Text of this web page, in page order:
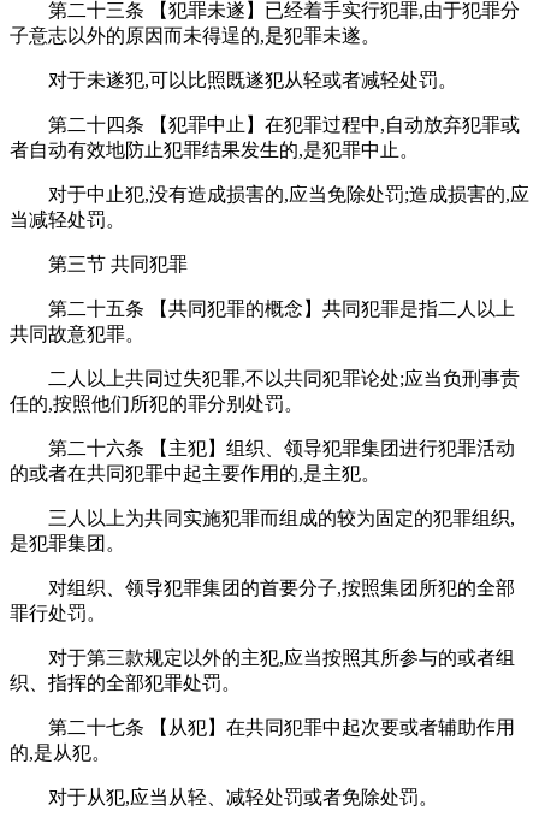
第二十三条 【犯罪未遂】已经着手实行犯罪,由于犯罪分
子意志以外的原因而未得逞的,是犯罪未遂。
对于未遂犯,可以比照既遂犯从轻或者减轻处罚。
第二十四条 【犯罪中止】在犯罪过程中,自动放弃犯罪或
者自动有效地防止犯罪结果发生的,是犯罪中止。
对于中止犯,没有造成损害的,应当免除处罚;造成损害的,应
当减轻处罚。
第三节 共同犯罪
第二十五条 【共同犯罪的概念】共同犯罪是指二人以上
共同故意犯罪。
二人以上共同过失犯罪,不以共同犯罪论处;应当负刑事责
任的,按照他们所犯的罪分别处罚。
第二十六条 【主犯】组织、领导犯罪集团进行犯罪活动
的或者在共同犯罪中起主要作用的,是主犯。
三人以上为共同实施犯罪而组成的较为固定的犯罪组织,
是犯罪集团。
对组织、领导犯罪集团的首要分子,按照集团所犯的全部
罪行处罚。
对于第三款规定以外的主犯,应当按照其所参与的或者组
织、指挥的全部犯罪处罚。
第二十七条 【从犯】在共同犯罪中起次要或者辅助作用
的,是从犯。
对于从犯,应当从轻、减轻处罚或者免除处罚。